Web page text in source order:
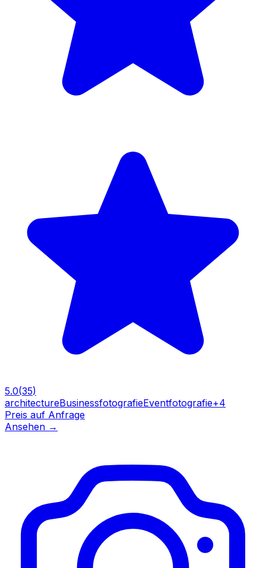
5.0(35)
architectureBusinessfotografieEventfotografie+4
Preis auf Anfrage
Ansehen →